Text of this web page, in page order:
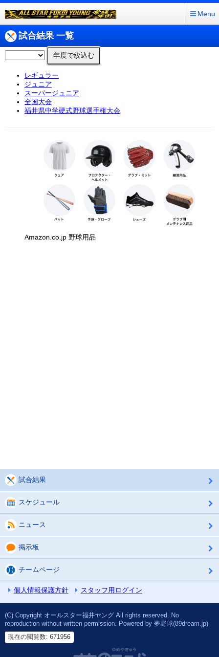
Menu
試合結果 一覧
年度で絞込む
レギュラー
ジュニア
スーパージュニア
全国大会
福井県中学硬式野球選手権大会
Amazon.co.jp 野球用品
試合結果
スケジュール
ニュース
掲示板
チームページ
個人情報保護方針 スタッフ用ログイン
(C) Copyright オールスター福井ヤング All rights reserved. No
reproduction without written permission. Powered by 夢野球(89dream.jp)
現在の閲覧数: 671956